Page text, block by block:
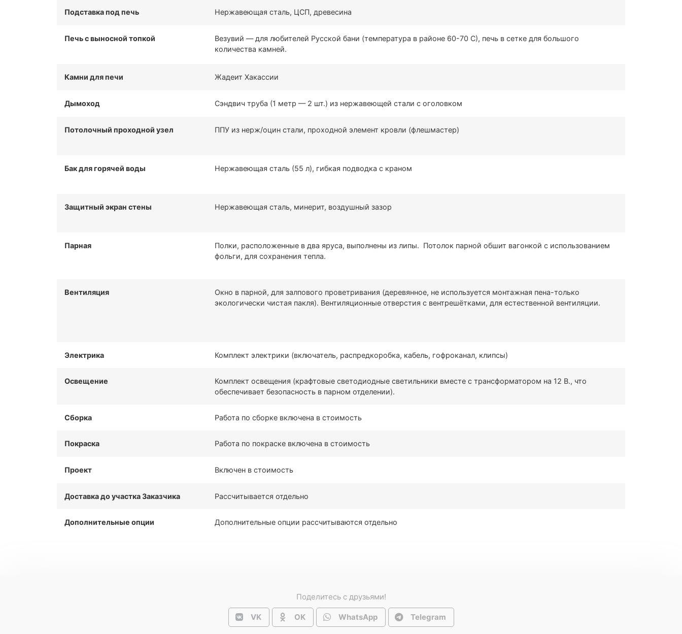
Подставка под печь Нержавеющая сталь, ЦСП, древесина
Печь с выносной топкой
Везувий — для любителей Русской бани (температура в районе 60-70 С), печь в сетке для большого
количества камней.
Камни для печи Жадеит Хакассии
Дымоход Сэндвич труба (1 метр — 2 шт.) из нержавеющей стали с оголовком
Потолочный проходной узел ППУ из нерж/оцин стали, проходной элемент кровли (флешмастер)
Бак для горячей воды Нержавеющая сталь (55 л), гибкая подводка с краном
Защитный экран стены Нержавеющая сталь, минерит, воздушный зазор
Парная
Полки, расположенные в два яруса, выполнены из липы. Потолок парной обшит вагонкой с использованием
фольги, для сохранения тепла.
Вентиляция
Окно в парной, для залпового проветривания (деревянное, не используется монтажная пена-только
экологически чистая пакля). Вентиляционные отверстия с вентрешётками, для естественной вентиляции.
Электрика Комплект электрики (включатель, распредкоробка, кабель, гофроканал, клипсы)
Освещение
Комплект освещения (крафтовые светодиодные светильники вместе с трансформатором на 12 В., что
обеспечивает безопасность в парном отделении).
Сборка Работа по сборке включена в стоимость
Покраска Работа по покраске включена в стоимость
Проект Включен в стоимость
Доставка до участка Заказчика Рассчитывается отдельно
Дополнительные опции Дополнительные опции рассчитываются отдельно
Поделитесь с друзьями!
VK OK WhatsApp Telegram